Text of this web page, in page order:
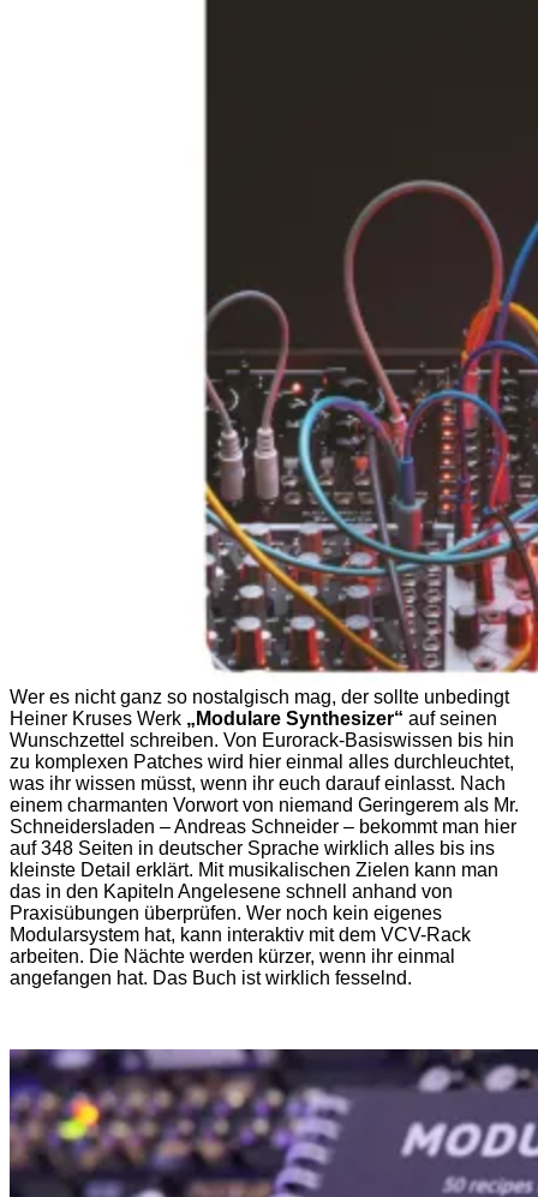
Wer es nicht ganz so nostalgisch mag, der sollte unbedingt
Heiner Kruses Werk „Modulare Synthesizer“ auf seinen
Wunschzettel schreiben. Von Eurorack-Basiswissen bis hin
zu komplexen Patches wird hier einmal alles durchleuchtet,
was ihr wissen müsst, wenn ihr euch darauf einlasst. Nach
einem charmanten Vorwort von niemand Geringerem als Mr.
Schneidersladen – Andreas Schneider – bekommt man hier
auf 348 Seiten in deutscher Sprache wirklich alles bis ins
kleinste Detail erklärt. Mit musikalischen Zielen kann man
das in den Kapiteln Angelesene schnell anhand von
Praxisübungen überprüfen. Wer noch kein eigenes
Modularsystem hat, kann interaktiv mit dem VCV-Rack
arbeiten. Die Nächte werden kürzer, wenn ihr einmal
angefangen hat. Das Buch ist wirklich fesselnd.